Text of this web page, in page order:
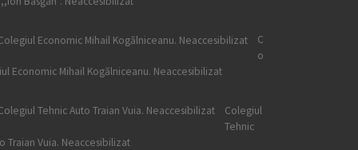
C
o
Economic Mihail Kogălniceanu. Neaccesibilizat
Colegiul
Tehnic
Traian Vuia. Neaccesibilizat